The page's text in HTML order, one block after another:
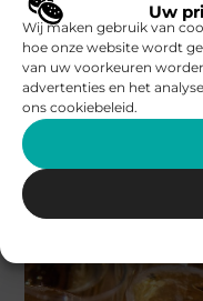
Uw
Wij maken gebruik van
hoe onze website wordt
van uw voorkeuren
advertenties en het
ons cookiebeleid.
BBC Kaprijke
Milieuvriendelijke
bierbrouwerij in Geel
In het
bierbrouwerij die